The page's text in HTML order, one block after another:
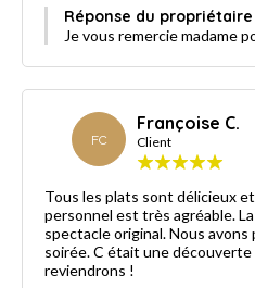
Réponse du propriétaire
Je vous remercie madame
FC
Françoise C.
Client
Tous les plats sont délicieux
personnel est très agréable.
spectacle original. Nous
soirée. C était une découverte
reviendrons !